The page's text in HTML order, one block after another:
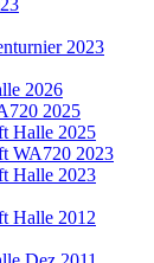
2023
2026
2025
Halle 2025
WA720 2023
Halle 2023
Halle 2012